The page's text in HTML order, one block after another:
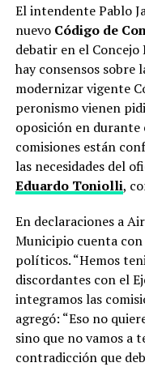
El intendente Pablo
nuevo Código de
debatir en el Concejo
hay consensos sobre
modernizar vigente
peronismo vienen
oposición en durante
comisiones están
las necesidades del
Eduardo Toniolli,
En declaraciones a
Municipio cuenta con
políticos. “Hemos
discordantes con el
integramos las
agregó: “Eso no
sino que no vamos a
contradicción que